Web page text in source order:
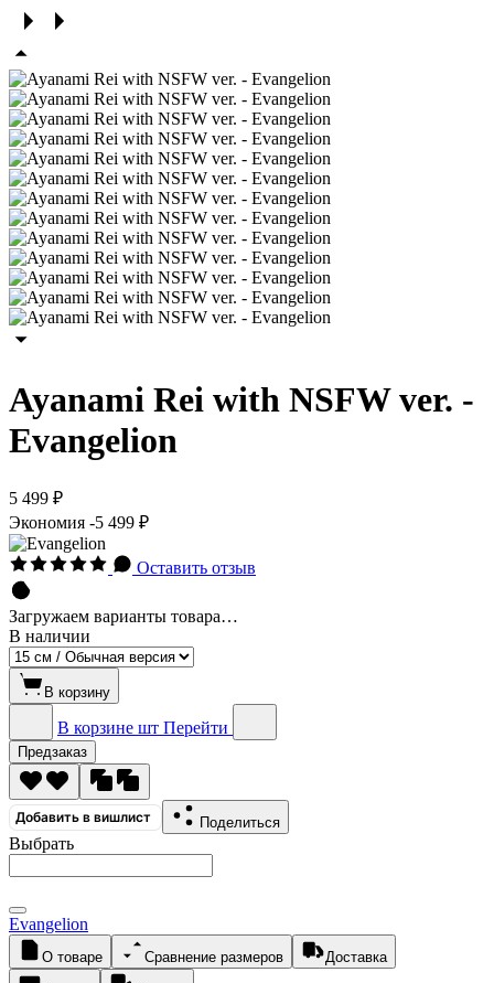
Ayanami Rei with NSFW ver. -
Evangelion
5 499 ₽
Экономия -5 499 ₽
Оставить отзыв
Загружаем варианты товара…
В наличии
В корзину
В корзине шт Перейти
Предзаказ
Добавить в вишлист Поделиться
Выбрать
Evangelion
О товаре Сравнение размеров Доставка